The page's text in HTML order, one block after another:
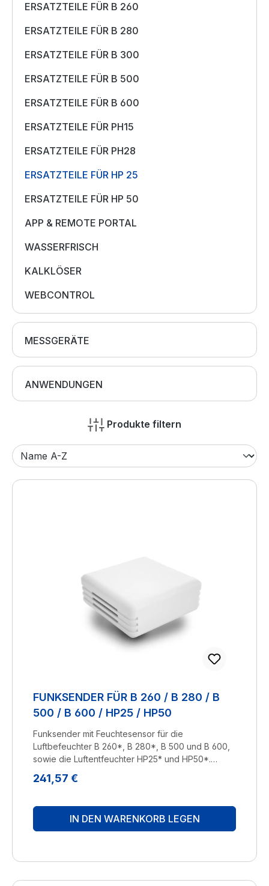
ERSATZTEILE FÜR B 260
ERSATZTEILE FÜR B 280
ERSATZTEILE FÜR B 300
ERSATZTEILE FÜR B 500
ERSATZTEILE FÜR B 600
ERSATZTEILE FÜR PH15
ERSATZTEILE FÜR PH28
ERSATZTEILE FÜR HP 25
ERSATZTEILE FÜR HP 50
APP & REMOTE PORTAL
WASSERFRISCH
KALKLÖSER
WEBCONTROL
MESSGERÄTE
ANWENDUNGEN
Produkte filtern
FUNKSENDER FÜR B 260 / B 280 / B
500 / B 600 / HP25 / HP50
Funksender mit Feuchtesensor für die
Luftbefeuchter B 260*, B 280*, B 500 und B 600,
sowie die Luftentfeuchter HP25* und HP50*.
2x 1,5V, Typ AA (Mignon). *Nur für Geräte mit
BRUNELuftbefeuchtung Proklima GmbH
Schwarzacher Str. 13 D-74858 Aglasterhausen
06262-5454 mail@brune.info
Regulärer Preis:
241,57 €
IN DEN WARENKORB LEGEN